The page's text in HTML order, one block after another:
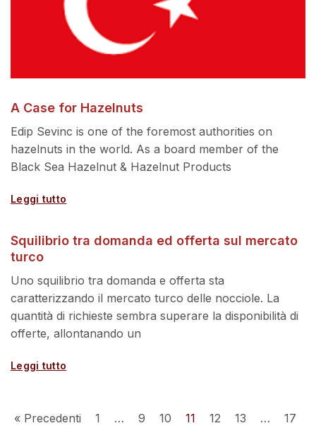
A Case for Hazelnuts
Edip Sevinc is one of the foremost authorities on
hazelnuts in the world. As a board member of the
Black Sea Hazelnut & Hazelnut Products
Leggi tutto
Squilibrio tra domanda ed offerta sul mercato
turco
Uno squilibrio tra domanda e offerta sta
caratterizzando il mercato turco delle nocciole. La
quantità di richieste sembra superare la disponibilità di
offerte, allontanando un
Leggi tutto
« Precedenti 1 … 9 10 11 12 13 …
17